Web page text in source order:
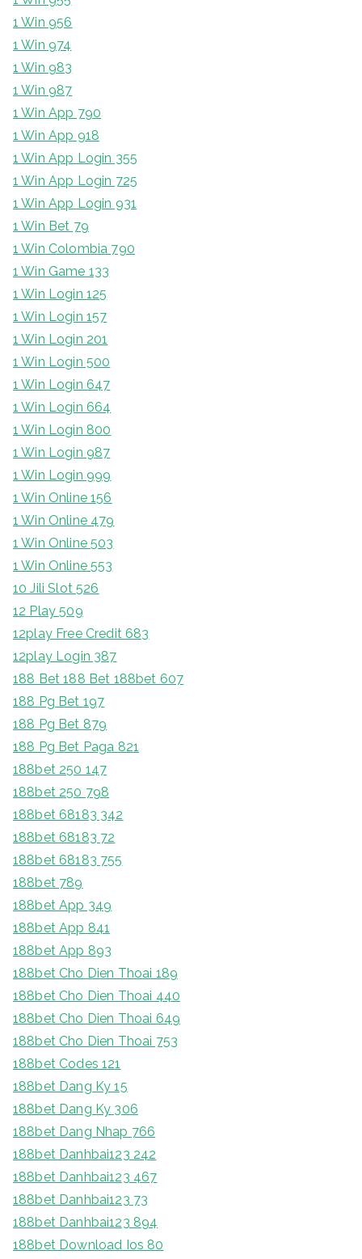
1 Win 956
1 Win 974
1 Win 983
1 Win 987
1 Win App 790
1 Win App 918
1 Win App Login 355
1 Win App Login 725
1 Win App Login 931
1 Win Bet 79
1 Win Colombia 790
1 Win Game 133
1 Win Login 125
1 Win Login 157
1 Win Login 201
1 Win Login 500
1 Win Login 647
1 Win Login 664
1 Win Login 800
1 Win Login 987
1 Win Login 999
1 Win Online 156
1 Win Online 479
1 Win Online 503
1 Win Online 553
10 Jili Slot 526
12 Play 509
12play Free Credit 683
12play Login 387
188 Bet 188 Bet 188bet 607
188 Pg Bet 197
188 Pg Bet 879
188 Pg Bet Paga 821
188bet 250 147
188bet 250 798
188bet 68183 342
188bet 68183 72
188bet 68183 755
188bet 789
188bet App 349
188bet App 841
188bet App 893
188bet Cho Dien Thoai 189
188bet Cho Dien Thoai 440
188bet Cho Dien Thoai 649
188bet Cho Dien Thoai 753
188bet Codes 121
188bet Dang Ky 15
188bet Dang Ky 306
188bet Dang Nhap 766
188bet Danhbai123 242
188bet Danhbai123 467
188bet Danhbai123 73
188bet Danhbai123 894
188bet Download Ios 80